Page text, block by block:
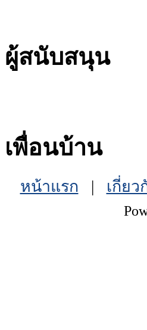
ผู้สนับสนุน
เพื่อนบ้าน
หน้าแรก | เกี่ยว